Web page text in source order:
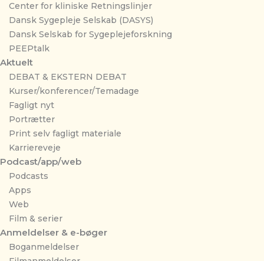
Center for kliniske Retningslinjer
Dansk Sygepleje Selskab (DASYS)
Dansk Selskab for Sygeplejeforskning
PEEPtalk
Aktuelt
DEBAT & EKSTERN DEBAT
Kurser/konferencer/Temadage
Fagligt nyt
Portrætter
Print selv fagligt materiale
Karriereveje
Podcast/app/web
Podcasts
Apps
Web
Film & serier
Anmeldelser & e-bøger
Boganmeldelser